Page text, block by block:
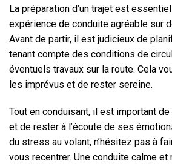
La préparation d’un trajet est
expérience de conduite agréable sur
Avant de partir, il est judicieux de
tenant compte des conditions de
éventuels travaux sur la route. Cela
les imprévus et de rester sereine.
Tout en conduisant, il est important
et de rester à l’écoute de ses
du stress au volant, n’hésitez pas à
vous recentrer. Une conduite calme